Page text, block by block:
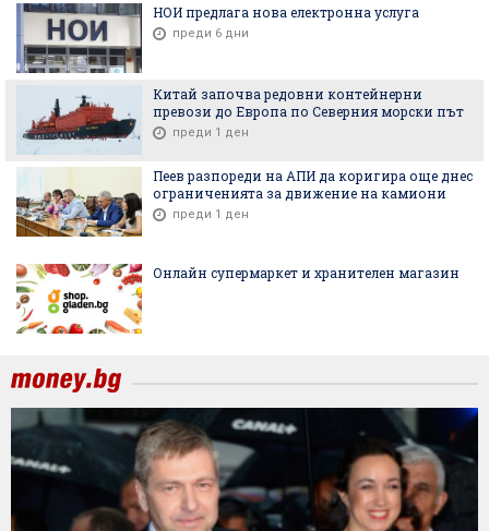
НОИ предлага нова електронна услуга
преди 6 дни
Китай започва редовни контейнерни
превози до Европа по Северния морски път
преди 1 ден
Пеев разпореди на АПИ да коригира още днес
ограниченията за движение на камиони
преди 1 ден
Онлайн супермаркет и хранителен магазин